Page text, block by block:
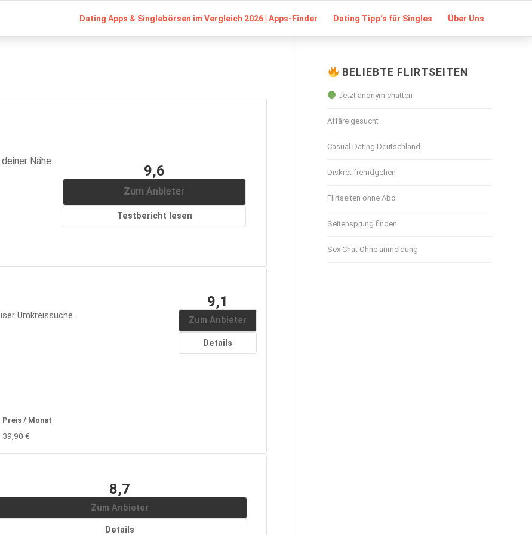
Dating Apps & Singlebörsen im Vergleich 2026 | Apps-Finder Dating Tipp‘s für Singles Über Uns
Nähe.
9,6
Zum Anbieter
Testbericht lesen
Umkreissuche.
Preis / Monat
39,90 €
9,1
Zum Anbieter
Details
8,7
Zum Anbieter
Details
BELIEBTE FLIRTSEITEN
Jetzt anonym chatten
Affäre gesucht
Casual Dating Deutschland
Diskret fremdgehen
Flirtseiten ohne Abo
Seitensprung finden
Sex Chat Ohne anmeldung